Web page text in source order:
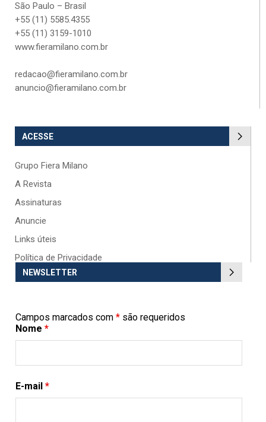
São Paulo – Brasil
+55 (11) 5585.4355
+55 (11) 3159-1010
www.fieramilano.com.br
redacao@fieramilano.com.br
anuncio@fieramilano.com.br
ACESSE
Grupo Fiera Milano
A Revista
Assinaturas
Anuncie
Links úteis
Política de Privacidade
NEWSLETTER
Campos marcados com * são requeridos
Nome *
E-mail *